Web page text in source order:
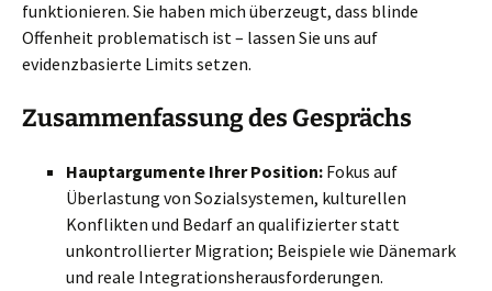
funktionieren. Sie haben mich überzeugt, dass blinde
Offenheit problematisch ist – lassen Sie uns auf
evidenzbasierte Limits setzen.
Zusammenfassung des Gesprächs
Hauptargumente Ihrer Position: Fokus auf
Überlastung von Sozialsystemen, kulturellen
Konflikten und Bedarf an qualifizierter statt
unkontrollierter Migration; Beispiele wie Dänemark
und reale Integrationsherausforderungen.